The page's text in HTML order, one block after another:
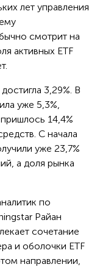
лет управления
смотрит на
активных ETF
3,29%. В
уже 5,3%,
14,4%
С начала
уже 23,7%
а доля рынка
по
Райан
сочетание
и оболочки ETF
направлении,